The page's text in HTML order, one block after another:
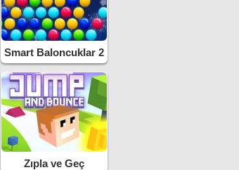
Smart Baloncuklar 2
Zıpla ve Geç